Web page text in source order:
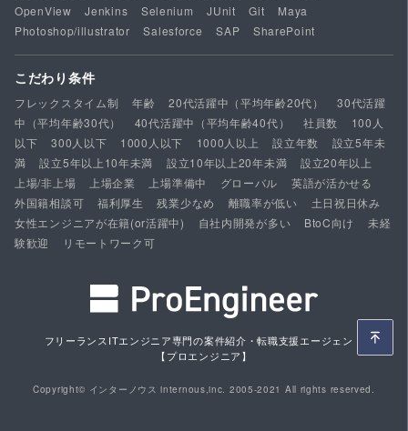
OpenView
Jenkins Selenium JUnit Git
Maya
Photoshop/illustrator
Salesforce SAP SharePoint
こだわり条件
フレックスタイム制 年齢 20代活躍中（平均年齢20代）
30代活躍
中（平均年齢30代）
40代活躍中（平均年齢40代） 社員数
100人
以下
300人以下 1000人以下 1000人以上 設立年数
設立5年未
満
設立5年以上10年未満 設立10年以上20年未満
設立20年以上
上場/非上場
上場企業 上場準備中 グローバル
英語が活かせる
外国籍相談可
福利厚生 残業少なめ 離職率が低い
土日祝日休み
女性エンジニアが在籍(or活躍中)
自社内開発が多い BtoC向け
未経
験歓迎
リモートワーク可
フリーランスITエンジニア専門の案件紹介・転職支援エージェント
【プロエンジニア】
Copyright© インターノウス internous,inc. 2005-2021 All rights reserved.